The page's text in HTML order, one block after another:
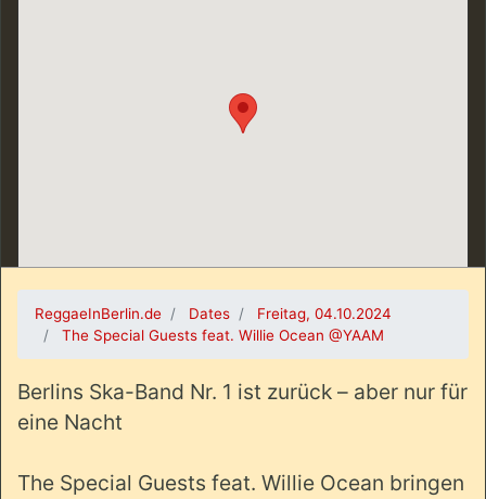
ReggaeInBerlin.de Dates
Freitag, 04.10.2024
The Special Guests feat. Willie Ocean @YAAM
Berlins Ska-Band Nr. 1 ist zurück – aber nur für
eine Nacht
The Special Guests feat. Willie Ocean bringen